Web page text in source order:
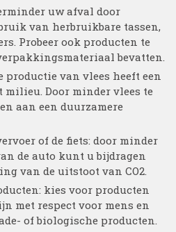
uw afval door
van herbruikbare tassen,
Probeer ook producten te
bevatten.
productie van vlees heeft een
milieu. Door minder vlees te
aan een duurzamere
of de fiets: door minder
de auto kunt u bijdragen
van de uitstoot van CO2.
kies voor producten
met respect voor mens en
of biologische producten.